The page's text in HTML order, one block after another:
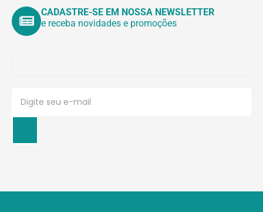
CADASTRE-SE EM NOSSA NEWSLETTER
e receba novidades e promoções